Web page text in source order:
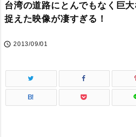
台湾の道路にとんでもなく巨
捉えた映像が凄すぎる！
 2013/09/01
B!